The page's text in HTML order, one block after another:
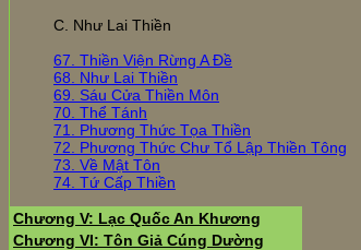
C. Như Lai Thiền
67. Thiền Viện Rừng A Đề
68. Như Lai Thiền
69. Sáu Cửa Thiền Môn
70. Thể Tánh
71. Phương Thức Tọa Thiền
72. Phương Thức Chư Tổ Lập Thiền Tông
73. Về Mật Tôn
74. Tứ Cấp Thiền
Chương V: Lạc Quốc An Khương
Chương VI: Tôn Giả Cúng Dường